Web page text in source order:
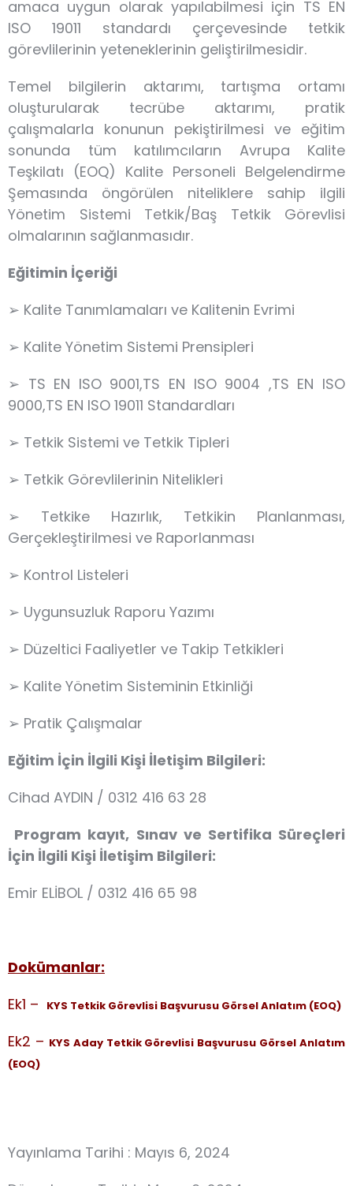
amaca uygun olarak yapılabilmesi için TS EN
ISO 19011 standardı çerçevesinde tetkik
görevlilerinin yeteneklerinin geliştirilmesidir.
Temel bilgilerin aktarımı, tartışma ortamı
oluşturularak tecrübe aktarımı, pratik
çalışmalarla konunun pekiştirilmesi ve eğitim
sonunda tüm katılımcıların Avrupa Kalite
Teşkilatı (EOQ) Kalite Personeli Belgelendirme
Şemasında öngörülen niteliklere sahip ilgili
Yönetim Sistemi Tetkik/Baş Tetkik Görevlisi
olmalarının sağlanmasıdır.
Eğitimin İçeriği
➢ Kalite Tanımlamaları ve Kalitenin Evrimi
➢ Kalite Yönetim Sistemi Prensipleri
➢ TS EN ISO 9001,TS EN ISO 9004 ,TS EN ISO
9000,TS EN ISO 19011 Standardları
➢ Tetkik Sistemi ve Tetkik Tipleri
➢ Tetkik Görevlilerinin Nitelikleri
➢ Tetkike Hazırlık, Tetkikin Planlanması,
Gerçekleştirilmesi ve Raporlanması
➢ Kontrol Listeleri
➢ Uygunsuzluk Raporu Yazımı
➢ Düzeltici Faaliyetler ve Takip Tetkikleri
➢ Kalite Yönetim Sisteminin Etkinliği
➢ Pratik Çalışmalar
Eğitim İçin İlgili Kişi İletişim Bilgileri:
Cihad AYDIN / 0312 416 63 28
Program kayıt, Sınav ve Sertifika Süreçleri
İçin İlgili Kişi İletişim Bilgileri:
Emir ELİBOL / 0312 416 65 98
Dokümanlar:
Ek1 –
KYS Tetkik Görevlisi Başvurusu Görsel Anlatım (EOQ)
Ek2 – KYS Aday Tetkik Görevlisi Başvurusu Görsel Anlatım
(EOQ)
Yayınlama Tarihi : Mayıs 6, 2024